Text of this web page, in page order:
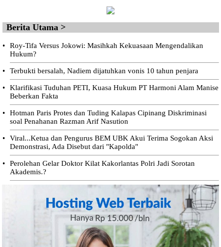
Berita Utama >
•
Roy-Tifa Versus Jokowi: Masihkah Kekuasaan Mengendalikan
Hukum?
• Terbukti bersalah, Nadiem dijatuhkan vonis 10 tahun penjara
•
Klarifikasi Tuduhan PETI, Kuasa Hukum PT Harmoni Alam Manise
Beberkan Fakta
•
Hotman Paris Protes dan Tuding Kalapas Cipinang Diskriminasi
soal Penahanan Razman Arif Nasution
•
Viral...Ketua dan Pengurus BEM UBK Akui Terima Sogokan Aksi
Demonstrasi, Ada Disebut dari "Kapolda"
•
Perolehan Gelar Doktor Kilat Kakorlantas Polri Jadi Sorotan
Akademis.?